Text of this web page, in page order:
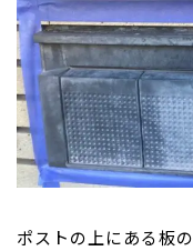
ポストの上にある板